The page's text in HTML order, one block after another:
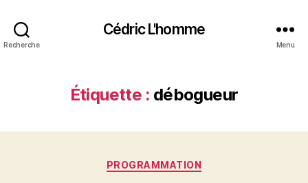
Recherche
Cédric L'homme
Menu
Étiquette : débogueur
Catégories
PROGRAMMATION